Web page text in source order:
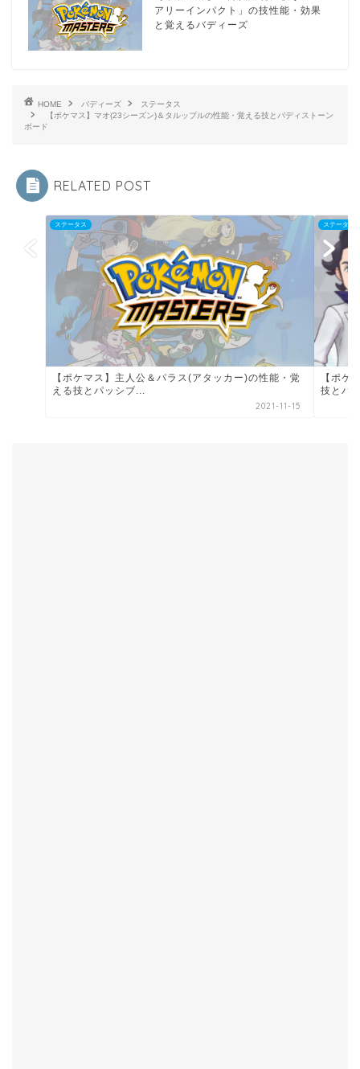
アリーインパクト」の技性能・効果
と覚えるバディーズ
HOME バディーズ
ステータス
【ポケマス】マオ(23シーズン)＆タルップルの性能・覚える技とバディストーン
ボード
RELATED POST
ステータス
【ポケマス】主人公＆パラス(アタッカー)の性能・覚
える技とパッシブ...
2021-11-15
ステータス
【ポケ
技とバ